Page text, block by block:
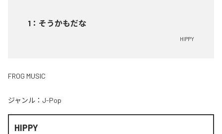
1 ： そうかもだな
HIPPY
FROG MUSIC
ジャンル： J-Pop
HIPPY